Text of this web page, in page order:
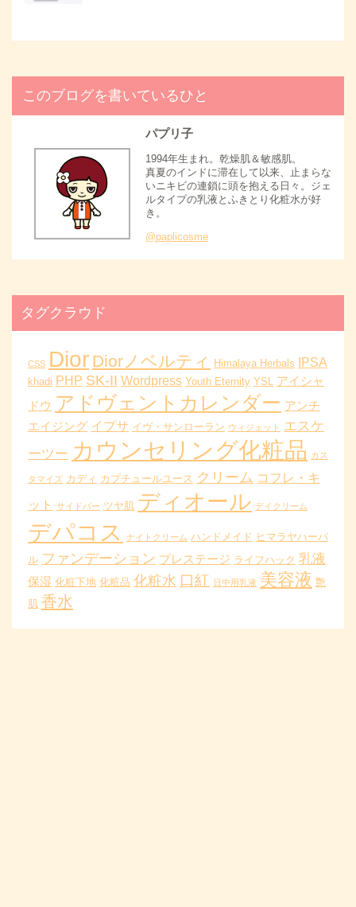
このブログを書いているひと
パプリ子
1994年生まれ。乾燥肌＆敏感肌。
真夏のインドに滞在して以来、止まらな
いニキビの連鎖に頭を抱える日々。ジェ
ルタイプの乳液とふきとり化粧水が好
き。
@paplicosme
タグクラウド
CSS Dior Diorノベルティ Himalaya Herbals IPSA
khadi PHP SK-II Wordpress Youth Eternity YSL アイシャ
ドウ アドヴェントカレンダー アンチ
エイジング イプサ イヴ・サンローラン ウィジェット
エスケ
ーツー カウンセリング化粧品 カス
タマイズ カディ カプチュールユース クリーム コフレ・キ
ット
サイドバー ツヤ肌 ディオール デイクリーム
デパコス ナイトクリーム ハンドメイド ヒマラヤハーバ
ル ファンデーション プレステージ ライフハック 乳液
保湿 化粧下地 化粧品 化粧水 口紅 日中用乳液 美容液 艶
肌 香水